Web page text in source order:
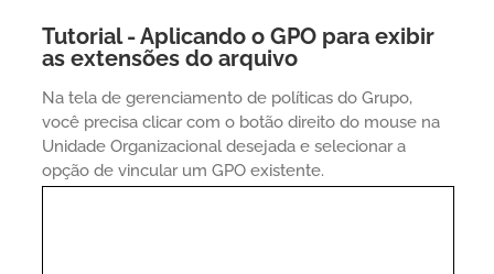
Tutorial - Aplicando o GPO para exibir
as extensões do arquivo
Na tela de gerenciamento de políticas do Grupo,
você precisa clicar com o botão direito do mouse na
Unidade Organizacional desejada e selecionar a
opção de vincular um GPO existente.